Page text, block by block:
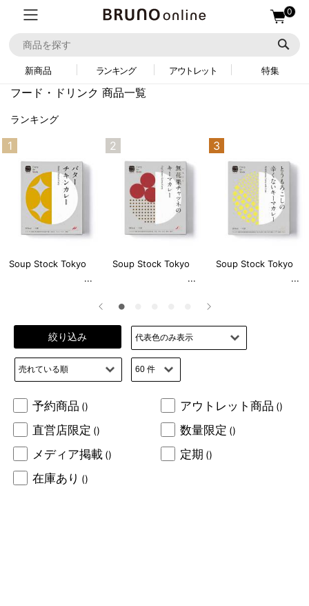
0
新商品 ランキング アウトレット 特集
フード・ドリンク 商品一覧
ランキング
1
Soup Stock Tokyo
2
Soup Stock Tokyo
3
Soup Stock Tokyo
絞り込み
予約商品 () アウトレット商品 ()
直営店限定 () 数量限定 ()
メディア掲載 () 定期 ()
在庫あり ()